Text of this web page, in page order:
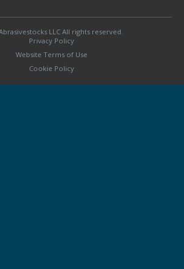
LLC All rights reserved.
Privacy Policy
Website Terms of Use
Cookie Policy